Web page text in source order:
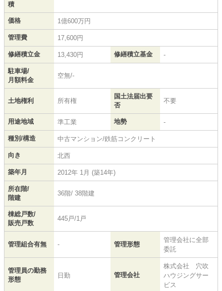
積
価格 1億600万円
管理費 17,600円
修繕積立金 13,430円 修繕積立基金 -
駐車場/
月額料金
空無/-
土地権利 所有権
国土法届出要
否
不要
用途地域 準工業 地勢 -
種別/構造 中古マンション/鉄筋コンクリート
向き 北西
築年月 2012年 1月 (築14年)
所在階/
階建
36階/ 38階建
棟総戸数/
販売戸数
445戸/1戸
管理組合有無 - 管理形態
管理会社に全部
委託
管理員の勤務
形態
日勤 管理会社
株式会社 穴吹
ハウジングサー
ビス